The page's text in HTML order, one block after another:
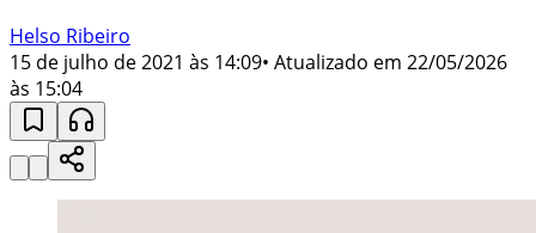
Helso Ribeiro
15 de julho de 2021 às 14:09• Atualizado em 22/05/2026
às 15:04